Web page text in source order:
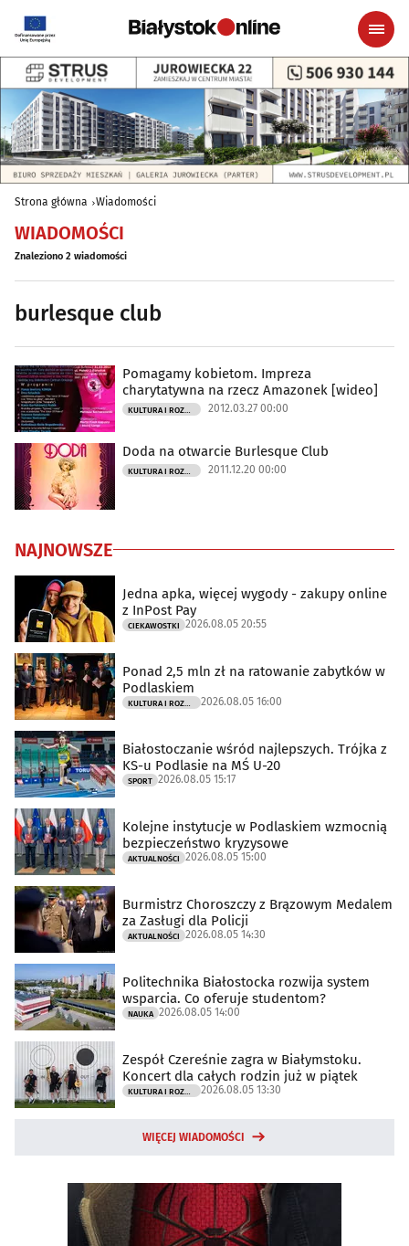
Strona główna Wiadomości
WIADOMOŚCI
Znaleziono 2 wiadomości
burlesque club
Pomagamy kobietom. Impreza
charytatywna na rzecz Amazonek [wideo]
2012.03.27 00:00
Doda na otwarcie Burlesque Club
2011.12.20 00:00
NAJNOWSZE
Jedna apka, więcej wygody - zakupy online
z InPost Pay
CIEKAWOSTKI 2026.08.05 20:55
Ponad 2,5 mln zł na ratowanie zabytków w
Podlaskiem
KULTURA I ROZRYWKA 2026.08.05 16:00
Białostoczanie wśród najlepszych. Trójka z
KS-u Podlasie na MŚ U-20
SPORT 2026.08.05 15:17
Kolejne instytucje w Podlaskiem wzmocnią
bezpieczeństwo kryzysowe
AKTUALNOŚCI 2026.08.05 15:00
Burmistrz Choroszczy z Brązowym Medalem
za Zasługi dla Policji
AKTUALNOŚCI 2026.08.05 14:30
Politechnika Białostocka rozwija system
wsparcia. Co oferuje studentom?
NAUKA 2026.08.05 14:00
Zespół Czereśnie zagra w Białymstoku.
Koncert dla całych rodzin już w piątek
KULTURA I ROZRYWKA 2026.08.05 13:30
WIĘCEJ WIADOMOŚCI